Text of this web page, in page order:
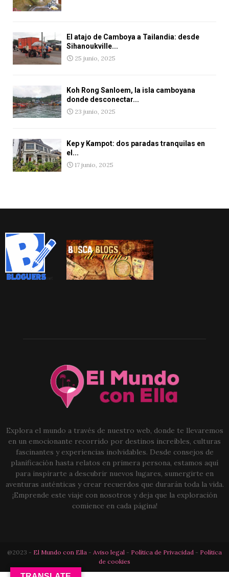
El atajo de Camboya a Tailandia: desde
Sihanoukville...
25 junio, 2025
Koh Rong Sanloem, la isla camboyana
donde desconectar...
23 junio, 2025
Kep y Kampot: dos paradas tranquilas en
el...
17 junio, 2025
Explora el mundo a través de nuestro web, donde te llevaremos
en un emocionante recorrido por destinos increíbles, culturas
fascinantes y experiencias inolvidables. Desde consejos de
planificación hasta relatos en primera persona, estamos aquí
para inspirarte a descubrir nuevos lugares, sumergirte en
aventuras auténticas y crear recuerdos que durarán toda la vida.
¡Emprende este viaje con nosotros y deja que la exploración
comience en cada página!
@2023 - El Mundo con Ella - Aviso legal - Política de Privacidad - Política
de cookies